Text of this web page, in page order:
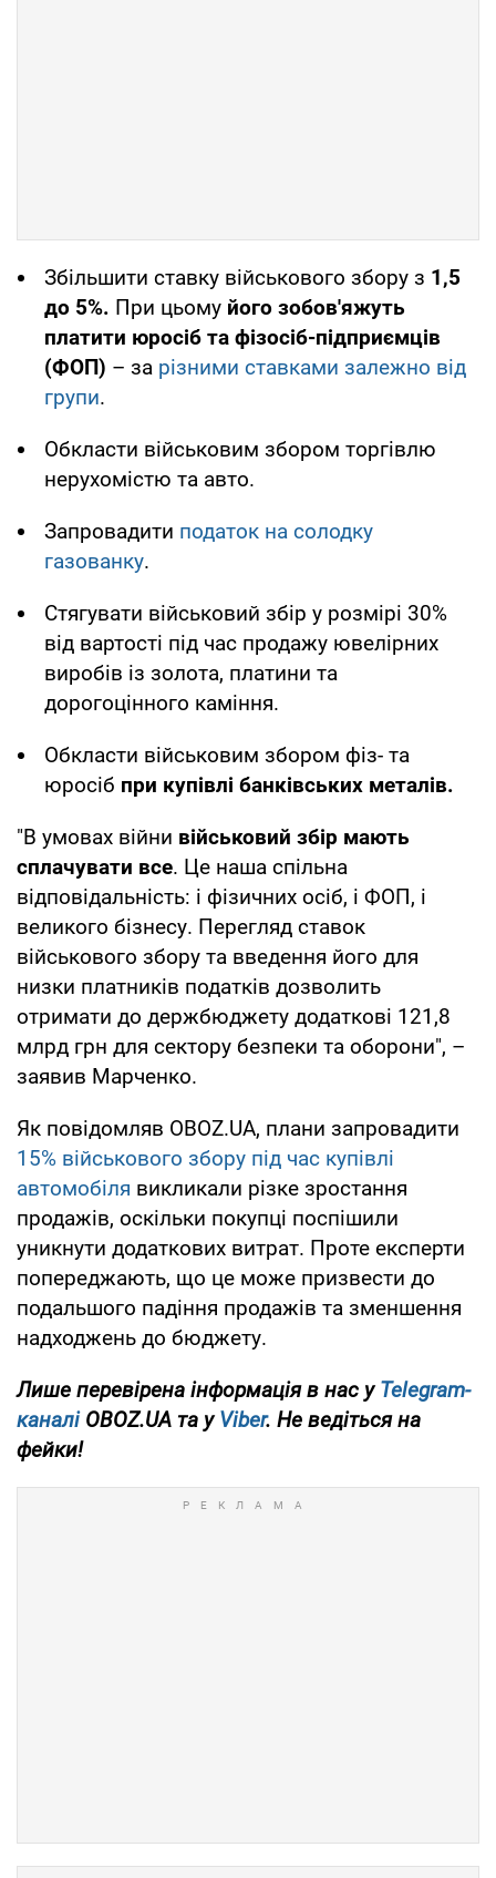
Збільшити ставку військового збору з 1,5
до 5%. При цьому його зобов'яжуть
платити юросіб та фізосіб-підприємців
(ФОП) – за різними ставками залежно від
групи.
Обкласти військовим збором торгівлю
нерухомістю та авто.
Запровадити податок на солодку
газованку.
Стягувати військовий збір у розмірі 30%
від вартості під час продажу ювелірних
виробів із золота, платини та
дорогоцінного каміння.
Обкласти військовим збором фіз- та
юросіб при купівлі банківських металів.
"В умовах війни військовий збір мають
сплачувати все. Це наша спільна
відповідальність: і фізичних осіб, і ФОП, і
великого бізнесу. Перегляд ставок
військового збору та введення його для
низки платників податків дозволить
отримати до держбюджету додаткові 121,8
млрд грн для сектору безпеки та оборони", –
заявив Марченко.
Як повідомляв OBOZ.UA, плани запровадити
15% військового збору під час купівлі
автомобіля викликали різке зростання
продажів, оскільки покупці поспішили
уникнути додаткових витрат. Проте експерти
попереджають, що це може призвести до
подальшого падіння продажів та зменшення
надходжень до бюджету.
Лише перевірена інформація в нас уTelegram-
каналіOBOZ.UA та уViber. Не ведіться на
фейки!